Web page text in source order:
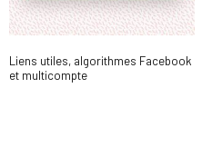
Liens utiles, algorithmes Facebook
et multicompte